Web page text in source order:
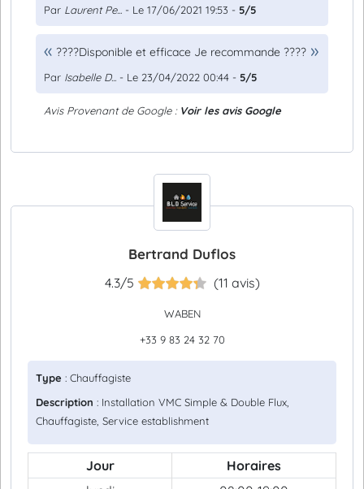
Par Laurent Pe... - Le 17/06/2021 19:53 - 5/5
????Disponible et efficace Je recommande ????
Par Isabelle D... - Le 23/04/2022 00:44 - 5/5
Avis Provenant de Google : Voir les avis Google
Bertrand Duflos
4.3/5 (11 avis)
WABEN
+33 9 83 24 32 70
Type : Chauffagiste
Description : Installation VMC Simple & Double Flux,
Chauffagiste, Service establishment
Jour
Horaires